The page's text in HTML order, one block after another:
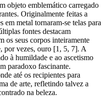
objeto emblemático carregado
Originalmente feitas a
em metal tornaram-se telas para
fontes destacam
os seus corpos inteiramente
por vezes, ouro [1, 5, 7]. A
à humildade e ao ascetismo
paradoxo fascinante.
até os recipientes para
de arte, refletindo talvez a
na beleza.